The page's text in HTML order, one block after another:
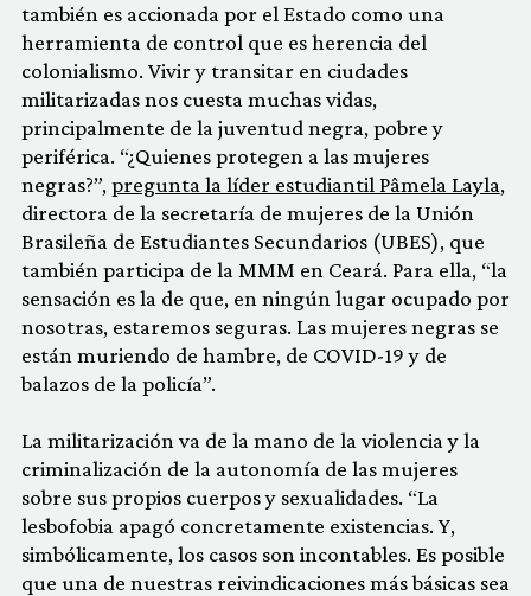
también es accionada por el Estado como una
herramienta de control que es herencia del
colonialismo. Vivir y transitar en ciudades
militarizadas nos cuesta muchas vidas,
principalmente de la juventud negra, pobre y
periférica. “¿Quienes protegen a las mujeres
negras?”, pregunta la líder estudiantil Pâmela Layla,
directora de la secretaría de mujeres de la Unión
Brasileña de Estudiantes Secundarios (UBES), que
también participa de la MMM en Ceará. Para ella, “la
sensación es la de que, en ningún lugar ocupado por
nosotras, estaremos seguras. Las mujeres negras se
están muriendo de hambre, de COVID-19 y de
balazos de la policía”.
La militarización va de la mano de la violencia y la
criminalización de la autonomía de las mujeres
sobre sus propios cuerpos y sexualidades. “La
lesbofobia apagó concretamente existencias. Y,
simbólicamente, los casos son incontables. Es posible
que una de nuestras reivindicaciones más básicas sea